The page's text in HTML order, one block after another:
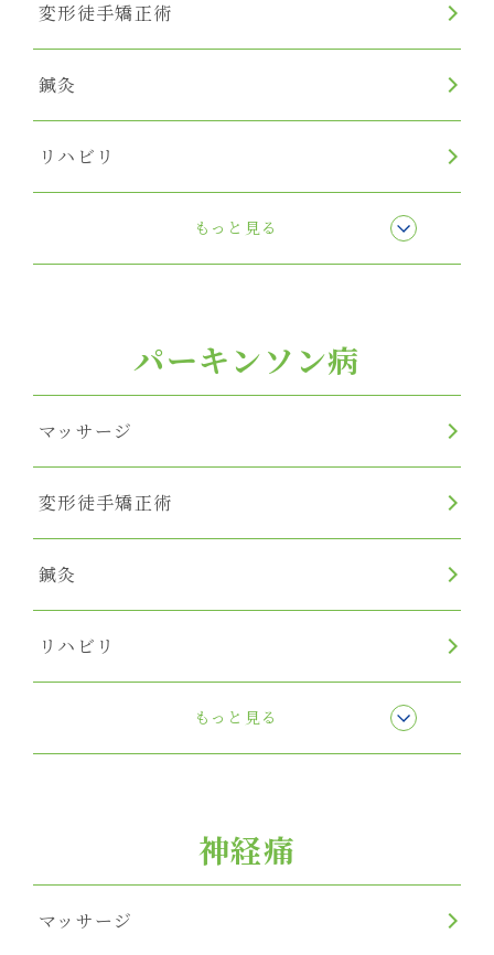
変形徒手矯正術
鍼灸
リハビリ
もっと見る
パーキンソン病
マッサージ
変形徒手矯正術
鍼灸
リハビリ
もっと見る
神経痛
マッサージ